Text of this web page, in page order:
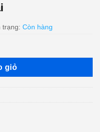
trạng: Còn hàng
giỏ